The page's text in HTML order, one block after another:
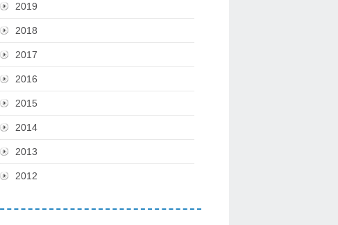
2019
2018
2017
2016
2015
2014
2013
2012